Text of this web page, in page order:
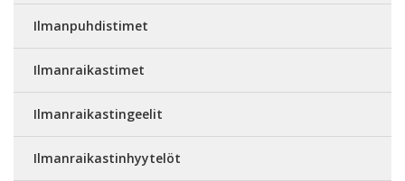
Ilmanpuhdistimet
Ilmanraikastimet
Ilmanraikastingeelit
Ilmanraikastinhyytelöt